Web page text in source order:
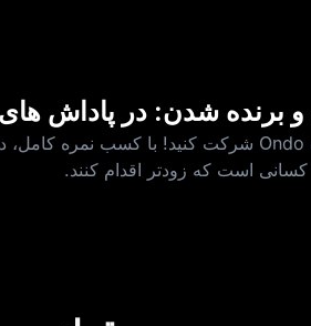
شدن: در پاداش‌ های 10,000$ سهیم شوید